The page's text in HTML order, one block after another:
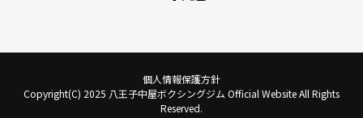
個人情報保護方針
Copyright(C) 2025 八王子中屋ボクシングジム Official Website All Rights
Reserved.